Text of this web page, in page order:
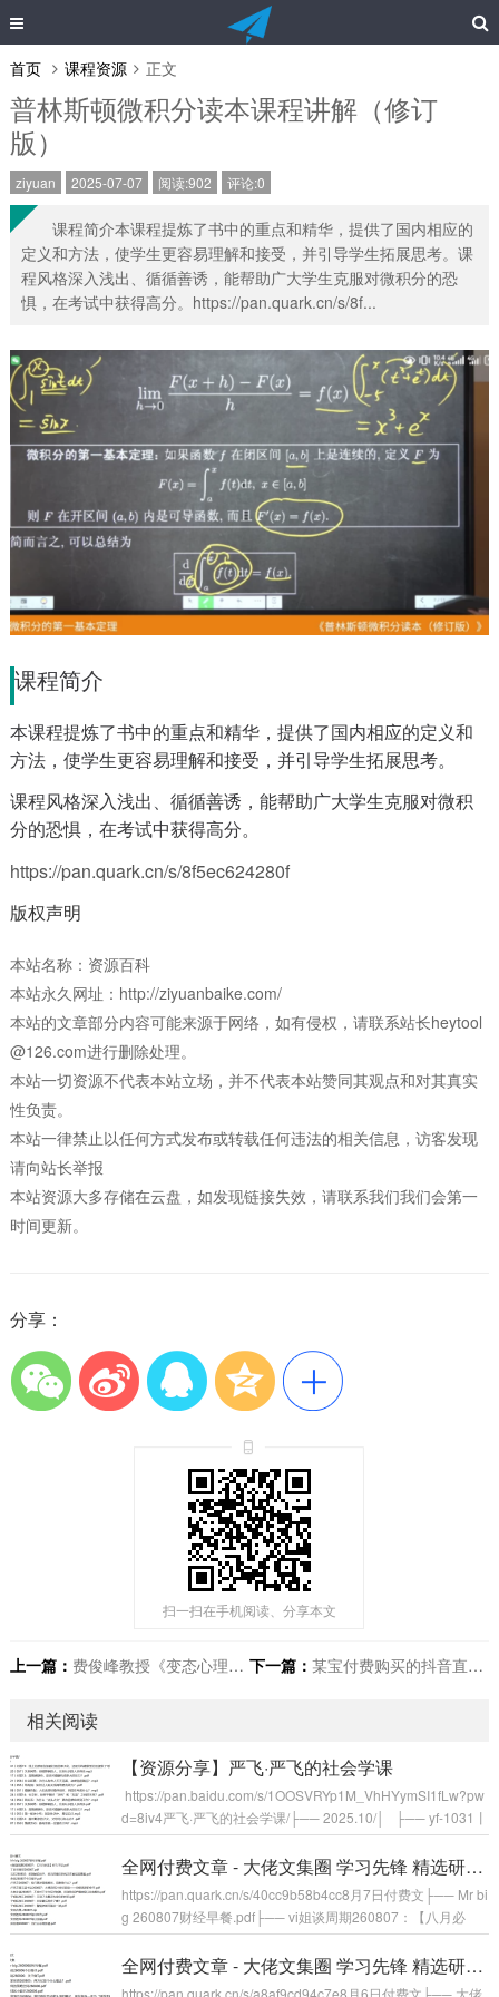
首页 课程资源 正文
普林斯顿微积分读本课程讲解（修订
版）
ziyuan 2025-07-07 阅读:902 评论:0
课程简介本课程提炼了书中的重点和精华，提供了国内相应的
定义和方法，使学生更容易理解和接受，并引导学生拓展思考。课
程风格深入浅出、循循善诱，能帮助广大学生克服对微积分的恐
惧，在考试中获得高分。https://pan.quark.cn/s/8f...
课程简介
本课程提炼了书中的重点和精华，提供了国内相应的定义和
方法，使学生更容易理解和接受，并引导学生拓展思考。
课程风格深入浅出、循循善诱，能帮助广大学生克服对微积
分的恐惧，在考试中获得高分。
https://pan.quark.cn/s/8f5ec624280f
版权声明
本站名称：资源百科
本站永久网址：http://ziyuanbaike.com/
本站的文章部分内容可能来源于网络，如有侵权，请联系站长heytool
@126.com进行删除处理。
本站一切资源不代表本站立场，并不代表本站赞同其观点和对其真实
性负责。
本站一律禁止以任何方式发布或转载任何违法的相关信息，访客发现
请向站长举报
本站资源大多存储在云盘，如发现链接失效，请联系我们我们会第一
时间更新。
分享：
扫一扫在手机阅读、分享本文
上一篇： 费俊峰教授《变态心理学20讲》 下一篇： 某宝付费购买的抖音直播热门姓氏签名头像PSD源码模板文件
相关阅读
【资源分享】严飞·严飞的社会学课
https://pan.baidu.com/s/1OOSVRYp1M_VhHYymSI1fLw?pw
d=8iv4严飞·严飞的社会学课/├── 2025.10/│ ├── yf-1031丨
问答15：线上社群是在加剧社区的原子化，还是为构建新型社
区提供了可能？.mp3│ ├── yf-1020丨057丨关系网络：你能
影响的人，比你认识的人多得多.mp3│ ├── yf-1017丨问答1
3：高情感期...
全网付费文章 - 大佬文集圈 学习先锋 精选研报 8月7日更新
https://pan.quark.cn/s/40cc9b58b4cc8月7日付费文├── Mr bi
g 260807财经早餐.pdf├── vi姐谈周期260807：【八月必
读】好久不见.pdf├── 丁辰灵星球260807.pdf├── 云石2608
02：美国被迫出手，美元的最后防线正在被层层撕裂.pdf├──
余说260807今日骨评.pdf├── 卢克文260807：发行离岸国债
全网付费文章 - 大佬文集圈 学习先锋 精选研报 8月6日更新
https://pan.quark.cn/s/a8af9cd94c7e8月6日付费文├── 大佬